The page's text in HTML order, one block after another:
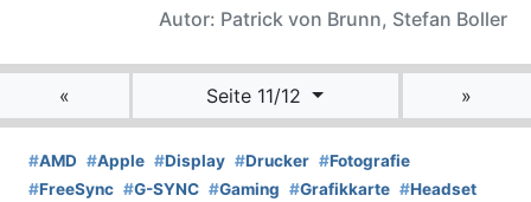
Autor: Patrick von Brunn, Stefan Boller
« Seite 11/12 »
#AMD #Apple #Display #Drucker #Fotografie
#FreeSync #G-SYNC #Gaming #Grafikkarte #Headset